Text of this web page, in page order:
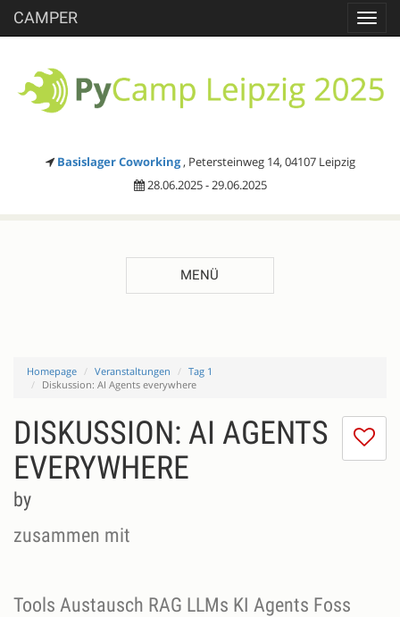
CAMPER
Basislager Coworking , Petersteinweg 14, 04107 Leipzig
28.06.2025 - 29.06.2025
MENÜ
Homepage Veranstaltungen
Tag 1
Diskussion: AI Agents everywhere
DISKUSSION: AI AGENTS
EVERYWHERE
by
zusammen mit
Tools Austausch RAG LLMs KI Agents Foss